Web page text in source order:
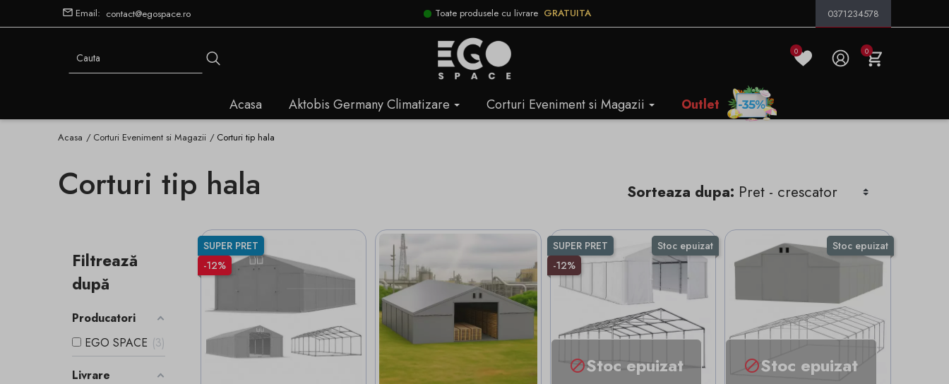
Email: contact@egospace.ro Toate produsele cu livrare GRATUITA 0371234578
0 0
Acasa Aktobis Germany Climatizare Corturi Eveniment si Magazii Outlet
Acasa Corturi Eveniment si Magazii Corturi tip hala
Corturi tip hala
Filtrează
după
Producatori
EGO SPACE 3
Livrare
Sorteaza dupa:
SUPER PRET
-12%
Stoc epuizat
SUPER PRET
-12%
Stoc epuizat
Stoc epuizat
Stoc epuizat